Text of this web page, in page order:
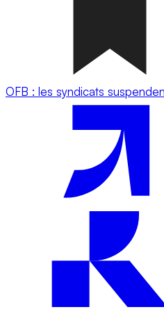
OFB : les syndicats